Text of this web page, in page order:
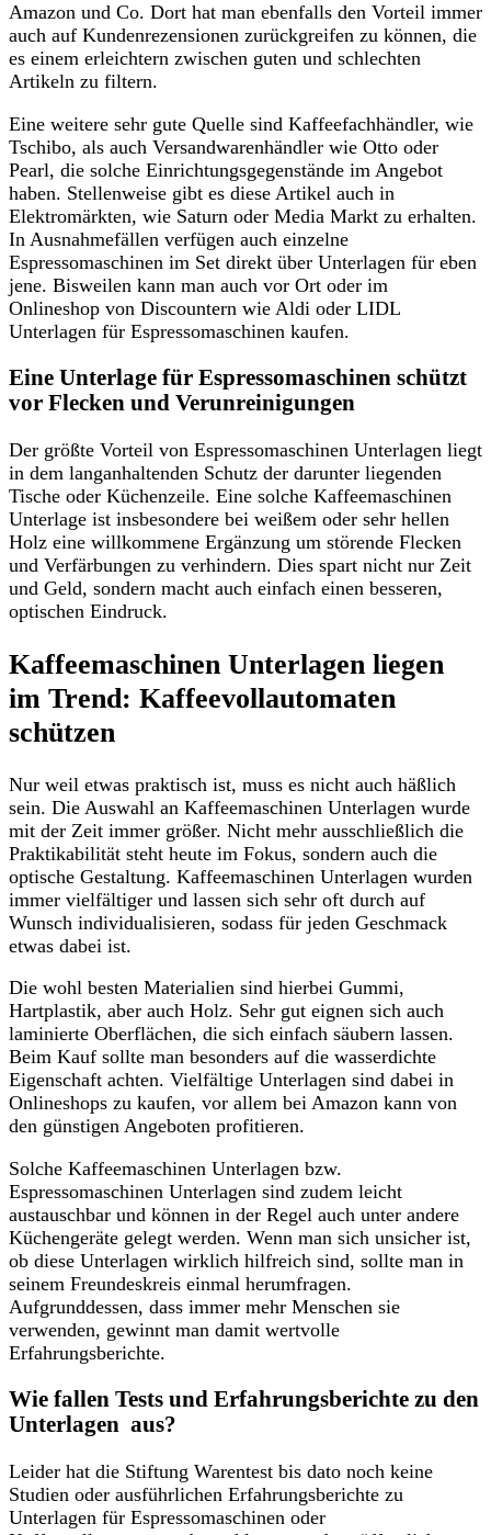
Amazon und Co. Dort hat man ebenfalls den Vorteil immer
auch auf Kundenrezensionen zurückgreifen zu können, die
es einem erleichtern zwischen guten und schlechten
Artikeln zu filtern.
Eine weitere sehr gute Quelle sind Kaffeefachhändler, wie
Tschibo, als auch Versandwarenhändler wie Otto oder
Pearl, die solche Einrichtungsgegenstände im Angebot
haben. Stellenweise gibt es diese Artikel auch in
Elektromärkten, wie Saturn oder Media Markt zu erhalten.
In Ausnahmefällen verfügen auch einzelne
Espressomaschinen im Set direkt über Unterlagen für eben
jene. Bisweilen kann man auch vor Ort oder im
Onlineshop von Discountern wie Aldi oder LIDL
Unterlagen für Espressomaschinen kaufen.
Eine Unterlage für Espressomaschinen schützt
vor Flecken und Verunreinigungen
Der größte Vorteil von Espressomaschinen Unterlagen liegt
in dem langanhaltenden Schutz der darunter liegenden
Tische oder Küchenzeile. Eine solche Kaffeemaschinen
Unterlage ist insbesondere bei weißem oder sehr hellen
Holz eine willkommene Ergänzung um störende Flecken
und Verfärbungen zu verhindern. Dies spart nicht nur Zeit
und Geld, sondern macht auch einfach einen besseren,
optischen Eindruck.
Kaffeemaschinen Unterlagen liegen
im Trend: Kaffeevollautomaten
schützen
Nur weil etwas praktisch ist, muss es nicht auch häßlich
sein. Die Auswahl an Kaffeemaschinen Unterlagen wurde
mit der Zeit immer größer. Nicht mehr ausschließlich die
Praktikabilität steht heute im Fokus, sondern auch die
optische Gestaltung. Kaffeemaschinen Unterlagen wurden
immer vielfältiger und lassen sich sehr oft durch auf
Wunsch individualisieren, sodass für jeden Geschmack
etwas dabei ist.
Die wohl besten Materialien sind hierbei Gummi,
Hartplastik, aber auch Holz. Sehr gut eignen sich auch
laminierte Oberflächen, die sich einfach säubern lassen.
Beim Kauf sollte man besonders auf die wasserdichte
Eigenschaft achten. Vielfältige Unterlagen sind dabei in
Onlineshops zu kaufen, vor allem bei Amazon kann von
den günstigen Angeboten profitieren.
Solche Kaffeemaschinen Unterlagen bzw.
Espressomaschinen Unterlagen sind zudem leicht
austauschbar und können in der Regel auch unter andere
Küchengeräte gelegt werden. Wenn man sich unsicher ist,
ob diese Unterlagen wirklich hilfreich sind, sollte man in
seinem Freundeskreis einmal herumfragen.
Aufgrunddessen, dass immer mehr Menschen sie
verwenden, gewinnt man damit wertvolle
Erfahrungsberichte.
Wie fallen Tests und Erfahrungsberichte zu den
Unterlagen aus?
Leider hat die Stiftung Warentest bis dato noch keine
Studien oder ausführlichen Erfahrungsberichte zu
Unterlagen für Espressomaschinen oder